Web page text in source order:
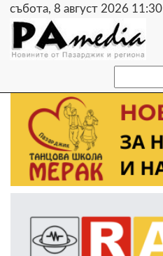
събота, 8 август 2026 11:30